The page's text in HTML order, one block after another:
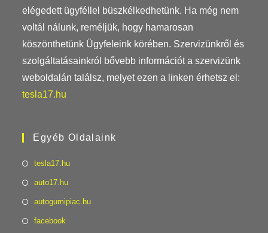
elégedett ügyféllel büszkélkedhetünk. Ha még nem
voltál nálunk, reméljük, hogy hamarosan
köszönthetünk Ügyfeleink körében. Szervizünkről és
szolgáltatásainkról bővebb információt a szervizünk
weboldalán találsz, melyet ezen a linken érhetsz el:
tesla17.hu
Egyéb Oldalaink
tesla17.hu
auto17.hu
autogumipiac.hu
facebook